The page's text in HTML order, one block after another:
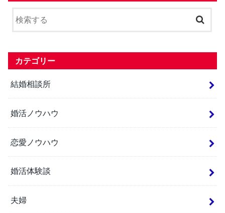
カテゴリー
結婚相談所
婚活ノウハウ
恋愛ノウハウ
婚活体験談
夫婦